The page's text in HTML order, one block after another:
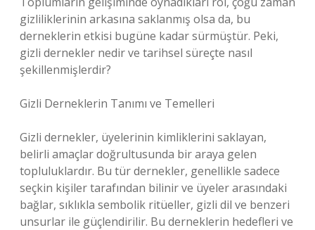
gizliliklerinin arkasına saklanmış olsa da, bu
derneklerin etkisi bugüne kadar sürmüştür. Peki,
gizli dernekler nedir ve tarihsel süreçte nasıl
şekillenmişlerdir?
Gizli Derneklerin Tanımı ve Temelleri
Gizli dernekler, üyelerinin kimliklerini saklayan,
belirli amaçlar doğrultusunda bir araya gelen
topluluklardır. Bu tür dernekler, genellikle sadece
seçkin kişiler tarafından bilinir ve üyeler arasındaki
bağlar, sıklıkla sembolik ritüeller, gizli dil ve benzeri
unsurlar ile güçlendirilir. Bu derneklerin hedefleri ve